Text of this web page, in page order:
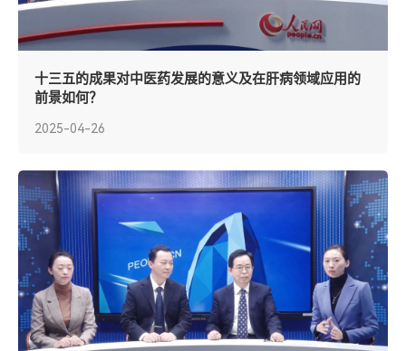
十三五的成果对中医药发展的意义及在肝病领域应用的
前景如何？
2025-04-26